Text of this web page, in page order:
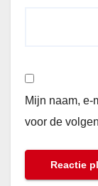
Mijn naam, e-
voor de